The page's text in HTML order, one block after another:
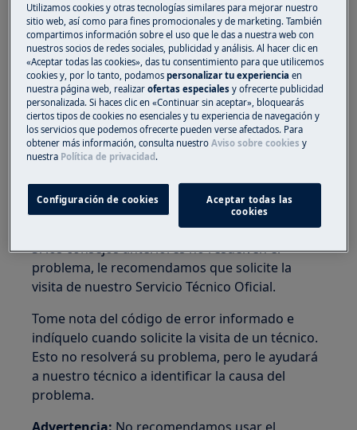
Lavadora de carga frontal (integrada o de
libre instalación)
Lavadora de carga superior
Solución:
1. Pruebe a girar el selector de ciclo a la
posición de apagado.
2. Inicie el ciclo desde el principio.
3. Póngase en contacto con el Servicio Técnico
Oficial
Si los consejos anteriores no resuelven el
problema, le recomendamos que solicite la
visita de nuestro Servicio Técnico Oficial.
Tome nota del código de error informado e
indíquelo cuando solicite la visita de un técnico.
Esto no resolverá su problema, pero le ayudará
a nuestro técnico a identificar la causa del
problema.
Utilizamos cookies y otras tecnologías similares para mejorar nuestro
sitio web, así como para fines promocionales y de marketing. También
compartimos información sobre el uso que le das a nuestra web con
nuestros socios de redes sociales, publicidad y análisis. Al hacer clic en
«Aceptar todas las cookies», das tu consentimiento para que utilicemos
cookies y, por lo tanto, podamospersonalizar tu experienciaen
nuestra página web, realizarofertas especiales y ofrecerte publicidad
personalizada. Si haces clic en «Continuar sin aceptar», bloquearás
ciertos tipos de cookies no esenciales y tu experiencia de navegación y
los servicios que podemos ofrecerte pueden verse afectados. Para
obtener más información, consulta nuestroAviso sobre cookies y
nuestra Política de privacidad.
Configuración de cookies
Aceptar todas las
cookies